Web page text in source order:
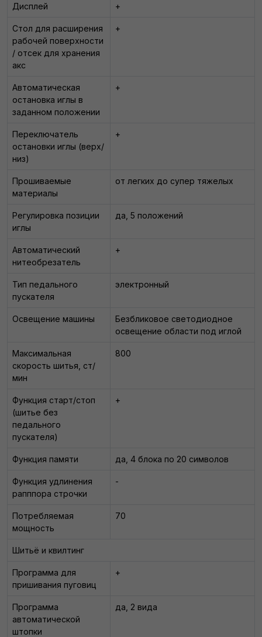
Дисплей +
Стол для расширения
рабочей поверхности
/ отсек для хранения
акс
+
Автоматическая
остановка иглы в
заданном положении
+
Переключатель
остановки иглы (верх/
низ)
+
Прошиваемые
материалы
от легких до супер тяжелых
Регулировка позиции
иглы
да, 5 положений
Автоматический
нитеобрезатель
+
Тип педального
пускателя
электронный
Освещение машины
Безбликовое светодиодное
освещение области под иглой
Максимальная
скорость шитья, ст/
мин
800
Функция старт/стоп
(шитье без
педального
пускателя)
+
Функция памяти да, 4 блока по 20 символов
Функция удлинения
рапппора строчки
-
Потребляемая
мощность
70
Шитьё и квилтинг
Программа для
пришивания пуговиц
+
Программа
автоматической
штопки
да, 2 вида